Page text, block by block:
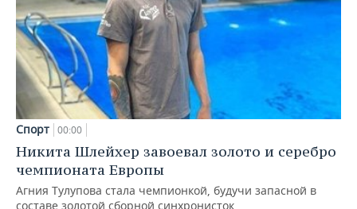
Спорт 00:00
Никита Шлейхер завоевал золото и серебро
чемпионата Европы
Агния Тулупова стала чемпионкой, будучи запасной в
составе золотой сборной синхронисток